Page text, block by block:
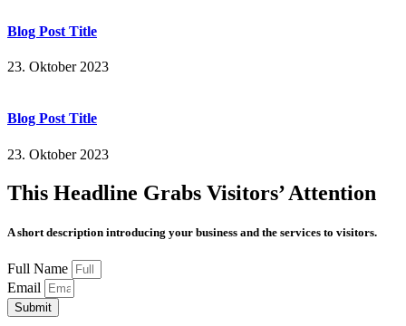
Blog Post Title
23. Oktober 2023
Blog Post Title
23. Oktober 2023
This Headline Grabs Visitors’ Attention
A short description introducing your business and the services to visitors.
Full Name
Email
Submit